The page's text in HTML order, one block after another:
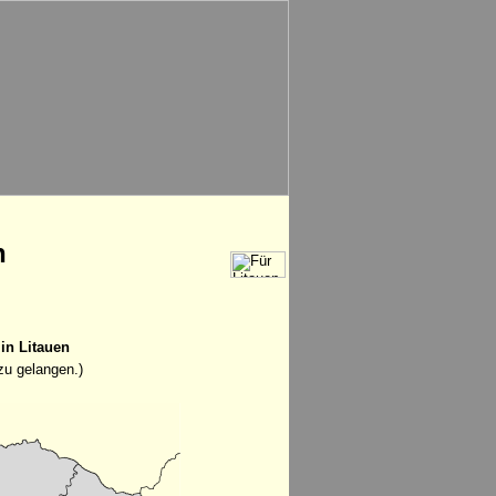
Litauen
gelangen.)